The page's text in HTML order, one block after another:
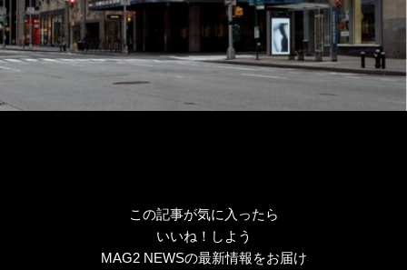
この記事が気に入ったら
いいね！しよう
MAG2 NEWSの最新情報をお届け